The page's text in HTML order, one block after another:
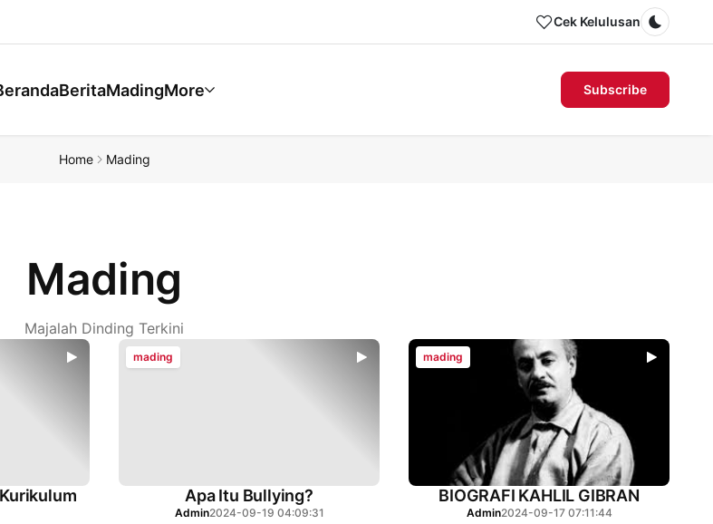
Cek Kelulusan
Dark
BeritaMadingMore Subscribe
Home Mading
Mading
Majalah Dinding Terkini
mading
Apa Itu Bullying?
Admin2024-09-19 04:09:31
mading
BIOGRAFI KAHLIL GIBRAN
Admin2024-09-17 07:11:44